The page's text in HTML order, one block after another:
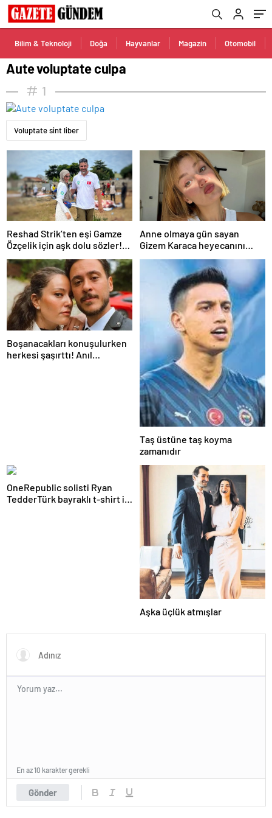
Bilim & Teknoloji Doğa Hayvanlar Magazin Otomobil
Aute voluptate culpa
1
Voluptate sint liber
Reshad Strik’ten eşi Gamze
Özçelik için aşk dolu sözler!
“Benim cennetim…”
Anne olmaya gün sayan
Gizem Karaca heyecanını
paylaştı! “Senelerdir annelik
yapıyorum ama bu sene
Boşanacakları konuşulurken
herkesi şaşırttı! Anıl
Taş üstüne taş koyma
zamanıdır
OneRepublic solisti Ryan
TedderTürk bayraklı t-shirt ile
Aşka üçlük atmışlar
Gönder
En az 10 karakter gerekli